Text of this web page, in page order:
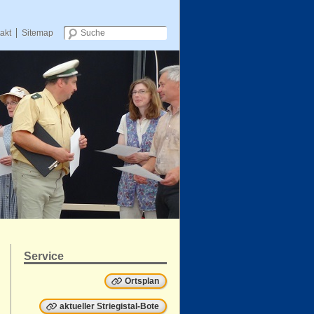
Zum Inhalt wechseln
Sitemap
Service
Ortsplan
aktueller Striegistal-Bote